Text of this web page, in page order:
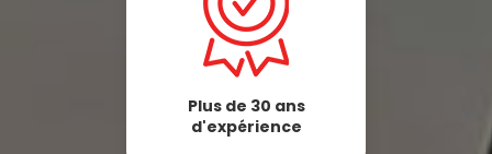
Plus de 30 ans
d'expérience